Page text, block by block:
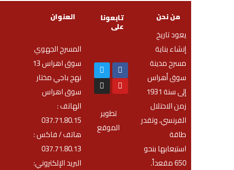
من نحن
يعود تاريخ
إنشاء بناية
مسرح مدينة
سوق أهراس
إلى سنة 1931
زمن الاحتلال
الفرنسي، وتقدر
طاقة
استيعابها بنحو
650 مقعداً.
تابعونا
على
تطوير
الموقع
العنوان
المسرح الجهوي
سوق اهراس 13
نهج باجي مختار
سوق اهراس
الهاتف :
037.71.80.15
هاتف / فاكس :
037.71.80.13
البريد الإلكتروني: